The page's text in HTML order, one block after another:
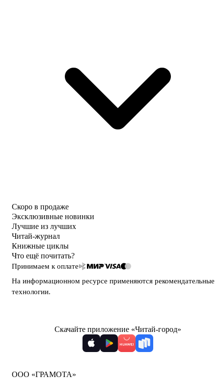
Скоро в продаже
Эксклюзивные новинки
Лучшие из лучших
Читай-журнал
Книжные циклы
Что ещё почитать?
Принимаем к оплате
На информационном ресурсе применяются рекомендательные
технологии.
Скачайте приложение «Читай-город»
ООО «ГРАМОТА»